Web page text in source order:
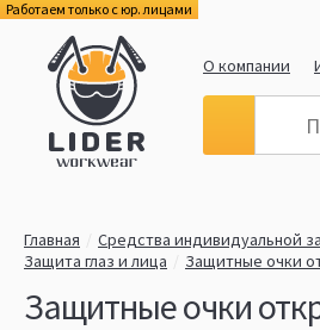
Работаем только с юр. лицами
О компании
Главная
Средства индивидуальной
Защита глаз и лица
Защитные очки
Защитные очки